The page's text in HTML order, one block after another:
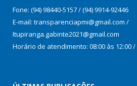
Fone: (94) 98440-5157 / (94) 9914-92446
E-mail: transparenciapmi@gmail.com /
Itupiranga.gabinte2021@gmail.com
Horário de atendimento: 08:00 às 12:00 /